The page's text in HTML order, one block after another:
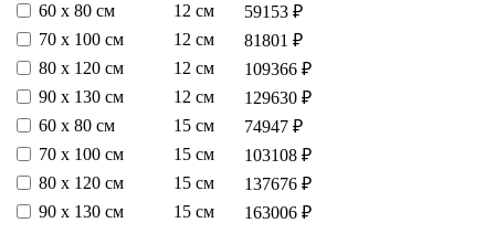
60 х 80 см
12 см
59153 ₽
70 х 100 см
12 см
81801 ₽
80 х 120 см
12 см
109366 ₽
90 х 130 см
12 см
129630 ₽
60 х 80 см
15 см
74947 ₽
70 х 100 см
15 см
103108 ₽
80 х 120 см
15 см
137676 ₽
90 х 130 см
15 см 163006 ₽